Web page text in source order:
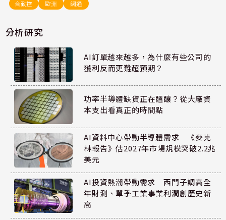
合勤控 歐洲 網通
分析研究
AI訂單越來越多，為什麼有些公司的
獲利反而更難超預期？
功率半導體缺貨正在醞釀？從大廠資
本支出看真正的時間點
AI資料中心帶動半導體需求 《麥克
林報告》估2027年市場規模突破2.2兆
美元
AI投資熱潮帶動需求 西門子調高全
年財測、單季工業事業利潤創歷史新
高